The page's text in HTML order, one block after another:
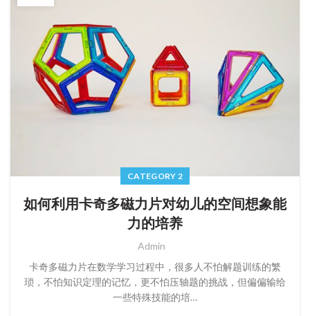
CATEGORY 2
如何利用卡奇多磁力片对幼儿的空间想象能
力的培养
Admin
卡奇多磁力片在数学学习过程中，很多人不怕解题训练的繁
琐，不怕知识定理的记忆，更不怕压轴题的挑战，但偏偏输给
一些特殊技能的培…